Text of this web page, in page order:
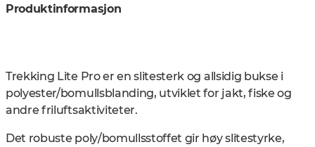
Produktinformasjon
Trekking Lite Pro er en slitesterk og allsidig bukse i
polyester/bomullsblanding, utviklet for jakt, fiske og
andre friluftsaktiviteter.
Det robuste poly/bomullsstoffet gir høy slitestyrke,